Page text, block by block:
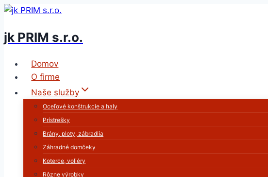
Skip
content
jk PRIM s.r.o.
Domov
O firme
Naše služby
Oceľové konštrukcie a haly
Prístrešky
Brány, ploty, zábradlia
Záhradné domčeky
Koterce, voliéry
Rôzne výrobky